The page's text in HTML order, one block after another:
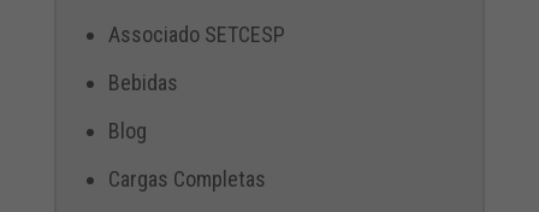
Associado SETCESP
Bebidas
Blog
Cargas Completas